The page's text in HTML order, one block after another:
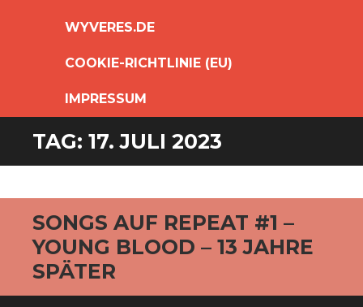
SPRINGEN
WYVERES.DE
COOKIE-RICHTLINIE (EU)
IMPRESSUM
TAG: 17. JULI 2023
SONGS AUF REPEAT #1 –
YOUNG BLOOD – 13 JAHRE
SPÄTER